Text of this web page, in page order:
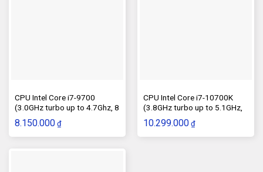
CPU Intel Core i7-9700
(3.0GHz turbo up to 4.7Ghz, 8
nhân 8 luồng, 12MB Cache,
65W) – Socket Intel L
8.150.000 ₫
CPU Intel Core i7-10700K
(3.8GHz turbo up to 5.1GHz,
8 nhân 16 luồng, 16MB Cache,
125W) – Socket Int
10.299.000 ₫